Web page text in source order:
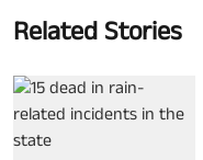
Related Stories